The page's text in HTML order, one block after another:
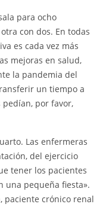
para ocho
con dos. En todas
es cada vez más
mejoras en salud,
la pandemia del
un tiempo a
pedían, por favor,
Las enfermeras
del ejercicio
tener los pacientes
una pequeña fiesta».
paciente crónico renal